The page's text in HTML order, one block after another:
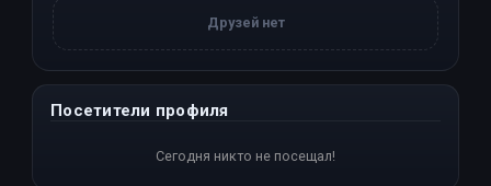
Друзей нет
Посетители профиля
Сегодня никто не посещал!